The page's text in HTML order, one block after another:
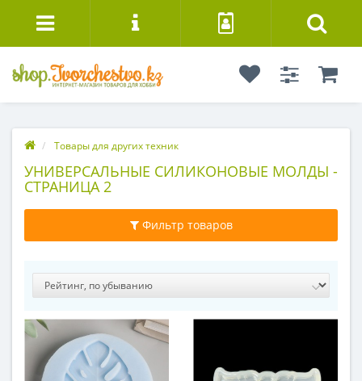
Товары для других техник
УНИВЕРСАЛЬНЫЕ СИЛИКОНОВЫЕ МОЛДЫ -
СТРАНИЦА 2
Фильтр товаров